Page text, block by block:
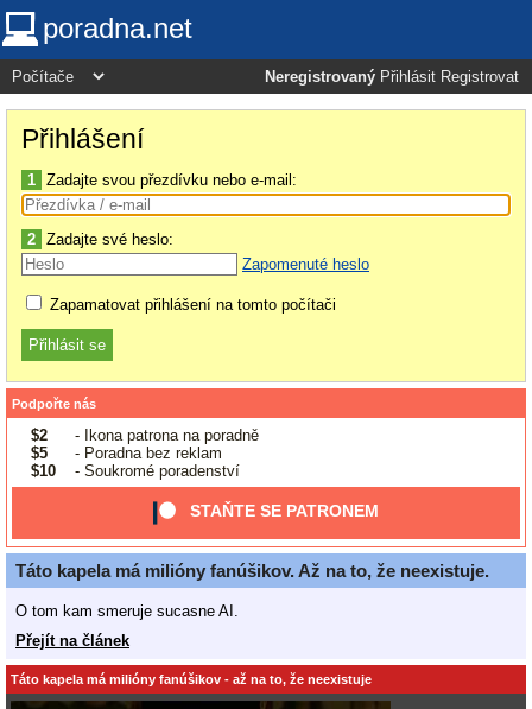
poradna.net
Neregistrovaný Přihlásit Registrovat
Přihlášení
1 Zadajte svou přezdívku nebo e-mail:
2 Zadajte své heslo:
Zapomenuté heslo
Zapamatovat přihlášení na tomto počítači
Podpořte nás
$2
- Ikona patrona na poradně
$5
- Poradna bez reklam
$10
- Soukromé poradenství
STAŇTE SE PATRONEM
Táto kapela má milióny fanúšikov. Až na to, že neexistuje.
O tom kam smeruje sucasne AI.
Přejít na článek
Táto kapela má milióny fanúšikov - až na to, že neexistuje